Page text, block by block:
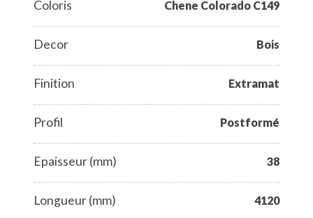
Coloris Chene Colorado C149
Decor Bois
Finition Extramat
Profil Postformé
Epaisseur (mm) 38
Longueur (mm) 4120